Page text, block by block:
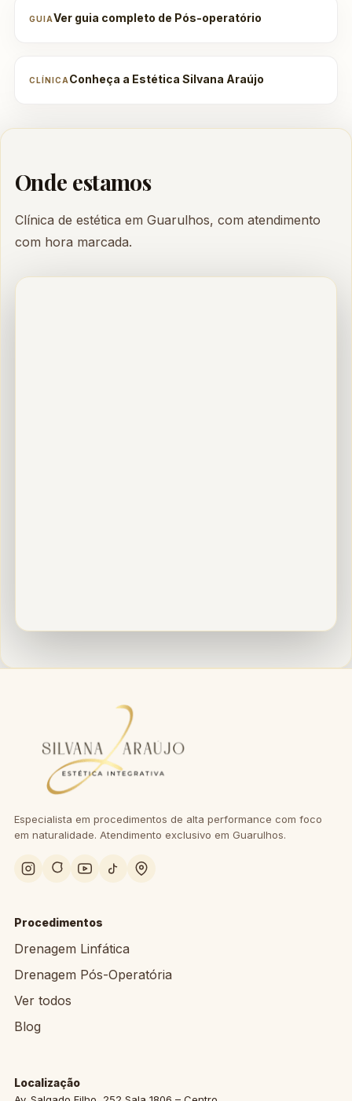
GUIAVer guia completo de Pós-operatório
CLÍNICA Conheça a Estética Silvana Araújo
Onde estamos
Clínica de estética em Guarulhos, com atendimento
com hora marcada.
Especialista em procedimentos de alta performance com foco
em naturalidade. Atendimento exclusivo em Guarulhos.
Procedimentos
Drenagem Linfática
Drenagem Pós-Operatória
Ver todos
Blog
Localização